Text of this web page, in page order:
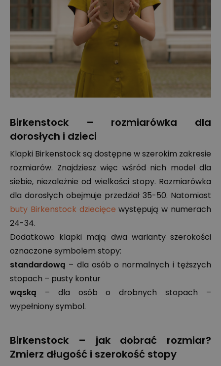
Birkenstock – rozmiarówka dla
dorosłych i dzieci
Klapki Birkenstock są dostępne w szerokim zakresie
rozmiarów. Znajdziesz więc wśród nich model dla
siebie, niezależnie od wielkości stopy. Rozmiarówka
dla dorosłych obejmuje przedział 35-50. Natomiast
buty Birkenstock dziecięce występują w numerach
24-34.
Dodatkowo klapki mają dwa warianty szerokości
oznaczone symbolem stopy:
standardową – dla osób o normalnych i tęższych
stopach – pusty kontur
wąską – dla osób o drobnych stopach –
wypełniony symbol.
Birkenstock – jak dobrać rozmiar?
Zmierz długość i szerokość stopy